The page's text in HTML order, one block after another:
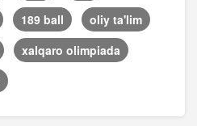
189 ball
oliy ta'lim
xalqaro olimpiada